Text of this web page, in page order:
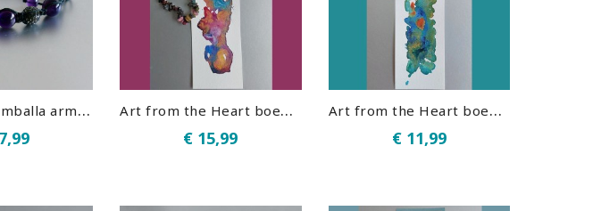
A
methist Shamballa armband
A
rt from the Heart boekenlegger - Toermalijn mix armband 01
€ 15,99
A
rt from the Heart boekenlegger - Chrysocolla malachiet knuffelsteen 01
€ 11,99